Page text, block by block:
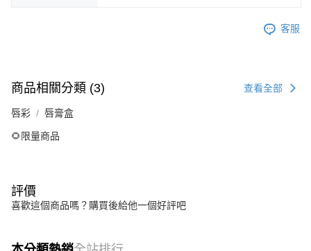
客服
商品相關分類 (3) 查看全部
唇彩 唇膏盒
🌻限量商品
評價
喜歡這個商品嗎？購買後給他一個好評吧